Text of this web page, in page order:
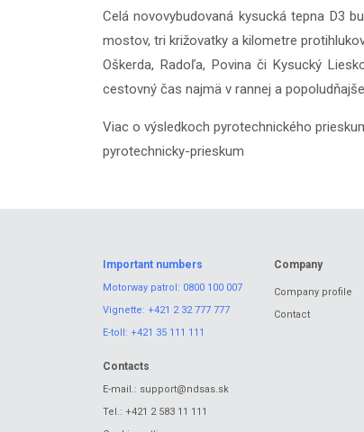
Celá novovybudovaná kysucká tepna D3
mostov, tri križovatky a kilometre
Oškerda, Radoľa, Povina či Kysucký
cestovný čas najmä v rannej a
Viac o výsledkoch pyrotechnického
pyrotechnicky-prieskum
Important numbers
Motorway patrol: 0800 100 007
Vignette: +421 2 32 777 777
E-toll: +421 35 111 111
Contacts
E-mail.: support@ndsas.sk
Tel.: +421 2 583 11 111
Company
Company profile
Contact